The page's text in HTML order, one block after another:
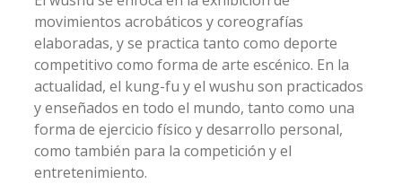
movimientos acrobáticos y coreografías
elaboradas, y se practica tanto como deporte
competitivo como forma de arte escénico. En la
actualidad, el kung-fu y el wushu son practicados
y enseñados en todo el mundo, tanto como una
forma de ejercicio físico y desarrollo personal,
como también para la competición y el
entretenimiento.